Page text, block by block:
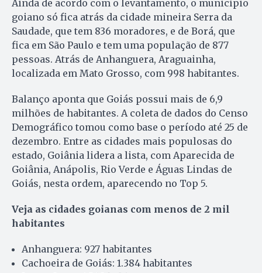
Ainda de acordo com o levantamento, o município
goiano só fica atrás da cidade mineira Serra da
Saudade, que tem 836 moradores, e de Borá, que
fica em São Paulo e tem uma população de 877
pessoas. Atrás de Anhanguera, Araguainha,
localizada em Mato Grosso, com 998 habitantes.
Balanço aponta que Goiás possui mais de 6,9
milhões de habitantes. A coleta de dados do Censo
Demográfico tomou como base o período até 25 de
dezembro. Entre as cidades mais populosas do
estado, Goiânia lidera a lista, com Aparecida de
Goiânia, Anápolis, Rio Verde e Águas Lindas de
Goiás, nesta ordem, aparecendo no Top 5.
Veja as cidades goianas com menos de 2 mil
habitantes
Anhanguera: 927 habitantes
Cachoeira de Goiás: 1.384 habitantes